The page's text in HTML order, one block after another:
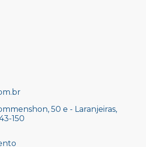
50 e - Laranjeiras,
150